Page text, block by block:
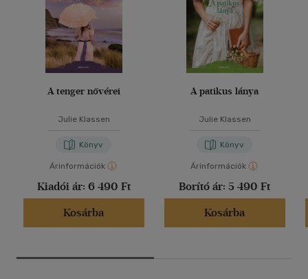
A tenger nővérei
Julie Klassen
Könyv
Árinformációk
Kiadói ár: 6 490 Ft
Kosárba
A patikus lánya
Julie Klassen
Könyv
Árinformációk
Borító ár: 5 490 Ft
Kosárba